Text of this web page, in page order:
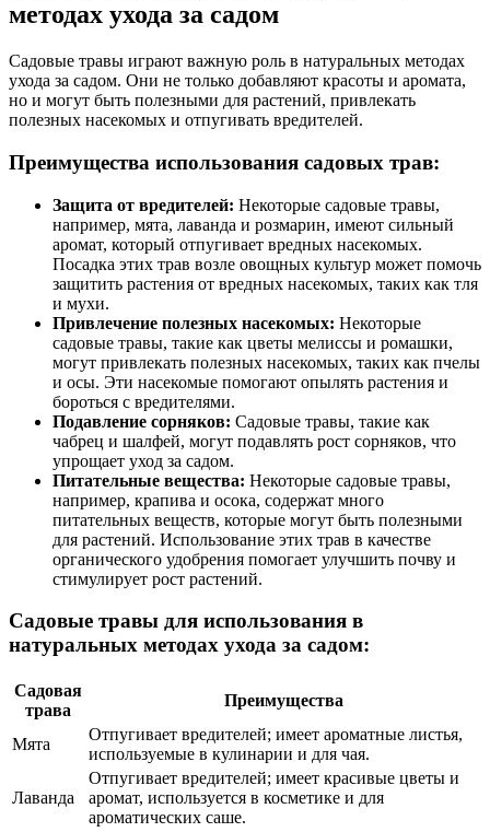
методах ухода за садом
Садовые травы играют важную роль в натуральных методах
ухода за садом. Они не только добавляют красоты и аромата,
но и могут быть полезными для растений, привлекать
полезных насекомых и отпугивать вредителей.
Преимущества использования садовых трав:
Защита от вредителей: Некоторые садовые травы,
например, мята, лаванда и розмарин, имеют сильный
аромат, который отпугивает вредных насекомых.
Посадка этих трав возле овощных культур может помочь
защитить растения от вредных насекомых, таких как тля
и мухи.
Привлечение полезных насекомых: Некоторые
садовые травы, такие как цветы мелиссы и ромашки,
могут привлекать полезных насекомых, таких как пчелы
и осы. Эти насекомые помогают опылять растения и
бороться с вредителями.
Подавление сорняков: Садовые травы, такие как
чабрец и шалфей, могут подавлять рост сорняков, что
упрощает уход за садом.
Питательные вещества: Некоторые садовые травы,
например, крапива и осока, содержат много
питательных веществ, которые могут быть полезными
для растений. Использование этих трав в качестве
органического удобрения помогает улучшить почву и
стимулирует рост растений.
Садовые травы для использования в
натуральных методах ухода за садом:
Садовая
трава
Преимущества
Мята
Отпугивает вредителей; имеет ароматные листья,
используемые в кулинарии и для чая.
Лаванда
Отпугивает вредителей; имеет красивые цветы и
аромат, используется в косметике и для
ароматических саше.